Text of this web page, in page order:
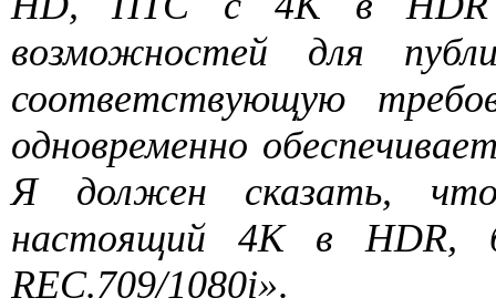
возможностей для
соответствующую
одновременно
Я должен сказать,
настоящий 4K в HDR,
REC.709/1080i».